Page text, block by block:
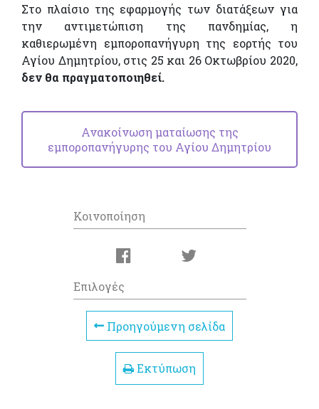
Στο πλαίσιο της εφαρμογής των διατάξεων για
την αντιμετώπιση της πανδημίας, η
καθιερωμένη εμποροπανήγυρη της εορτής του
Αγίου Δημητρίου, στις 25 και 26 Οκτωβρίου 2020,
δεν θα πραγματοποιηθεί.
Ανακοίνωση ματαίωσης της
εμποροπανήγυρης του Αγίου Δημητρίου
Κοινοποίηση
Επιλογές
Προηγούμενη σελίδα
Εκτύπωση